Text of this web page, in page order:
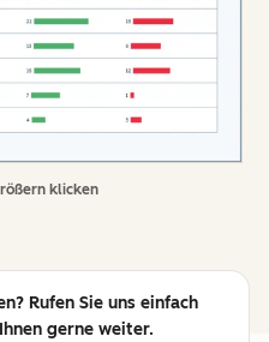
klicken
Rufen Sie uns einfach
gerne weiter.